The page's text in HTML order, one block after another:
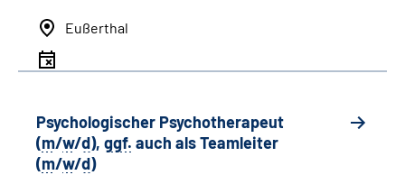
Eußerthal
Psychologischer Psychotherapeut
(m/w/d), ggf. auch alsTeamleiter
(m/w/d)